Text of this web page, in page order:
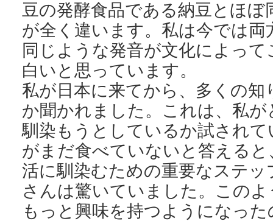
豆の発酵食品である納豆とほ
が全く違います。私は今では
同じような発音が文化によっ
白いと思っています。
私が日本に来てから、多くの
か聞かれました。これは、私
馴染もうとしているか試され
がまだ食べていないと答える
活に馴染むための重要なステ
さんは驚いていました。この
もっと興味を持つようになっ